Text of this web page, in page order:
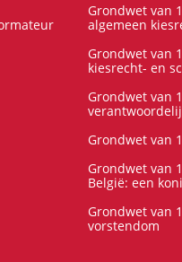
Grondwet van
algemeen
Grondwet van
kiesrecht- en
Grondwet van
Grondwet van
Grondwet van
België: een
Grondwet van
vorstendom